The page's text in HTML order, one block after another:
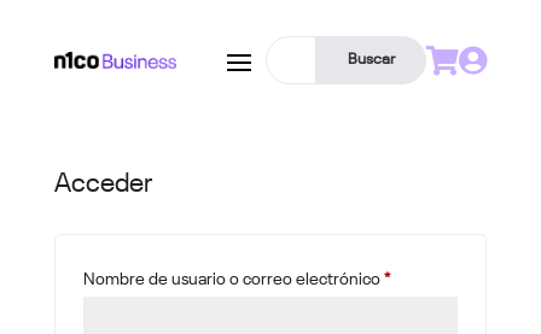
Buscar 
Acceder
Nombre de usuario o correo electrónico *Obligatorio